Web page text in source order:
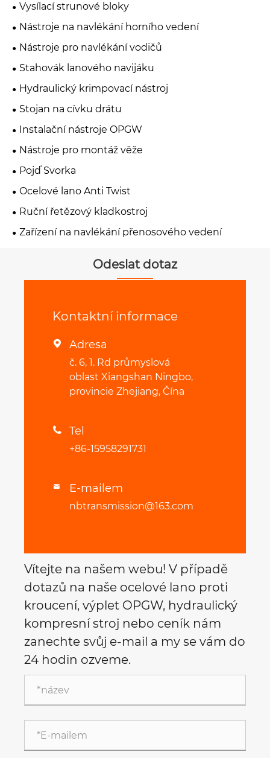
Vysílací strunové bloky
Nástroje na navlékání horního vedení
Nástroje pro navlékání vodičů
Stahovák lanového navijáku
Hydraulický krimpovací nástroj
Stojan na cívku drátu
Instalační nástroje OPGW
Nástroje pro montáž věže
Pojď Svorka
Ocelové lano Anti Twist
Ruční řetězový kladkostroj
Zařízení na navlékání přenosového vedení
Odeslat dotaz
Kontaktní informace
 Adresa
č. 6, 1. Rd průmyslová
oblast Xiangshan Ningbo,
provincie Zhejiang, Čína
 Tel
+86-15958291731
 E-mailem
nbtransmission@163.com
Vítejte na našem webu! V případě
dotazů na naše ocelové lano proti
kroucení, výplet OPGW, hydraulický
kompresní stroj nebo ceník nám
zanechte svůj e-mail a my se vám do
24 hodin ozveme.